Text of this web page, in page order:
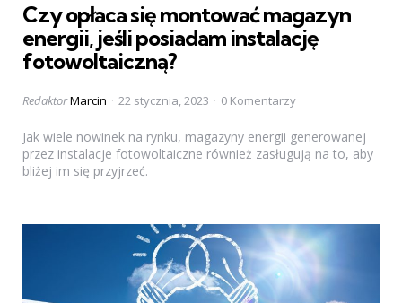
Czy opłaca się montować magazyn
energii, jeśli posiadam instalację
fotowoltaiczną?
Posted
RedaktorMarcin 22 stycznia, 2023 0 Komentarzy
Jak wiele nowinek na rynku, magazyny energii generowanej
przez instalacje fotowoltaiczne również zasługują na to, aby
bliżej im się przyjrzeć.